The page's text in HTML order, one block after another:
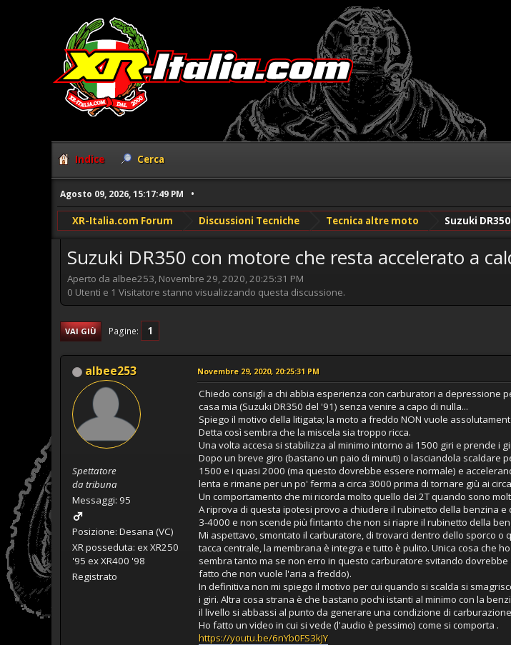
Indice Cerca
Agosto 09, 2026, 15:17:49 PM
XR-Italia.com Forum Discussioni Tecniche Tecnica altre moto Suzuki
Suzuki DR350 con motore che resta accelerato a
Aperto da albee253, Novembre 29, 2020, 20:25:31 PM
0 Utenti e 1 Visitatore stanno visualizzando questa discussione.
VAI GIÙ Pagine 1
albee253
Spettatore
da tribuna
Messaggi: 95
Posizione: Desana (VC)
XR posseduta: ex XR250
'95 ex XR400 '98
Registrato
Novembre 29, 2020, 20:25:31 PM
Chiedo consigli a chi abbia esperienza con carburatori a depressione
casa mia (Suzuki DR350 del '91) senza venire a capo di nulla...
Spiego il motivo della litigata; la moto a freddo NON vuole
Detta così sembra che la miscela sia troppo ricca.
Una volta accesa si stabilizza al minimo intorno ai 1500 giri e prende i
Dopo un breve giro (bastano un paio di minuti) o lasciandola scaldare
1500 e i quasi 2000 (ma questo dovrebbe essere normale) e
lenta e rimane per un po' ferma a circa 3000 prima di tornare giù ai
Un comportamento che mi ricorda molto quello dei 2T quando sono
A riprova di questa ipotesi provo a chiudere il rubinetto della benzina
3-4000 e non scende più fintanto che non si riapre il rubinetto della
Mi aspettavo, smontato il carburatore, di trovarci dentro dello sporco o
tacca centrale, la membrana è integra e tutto è pulito. Unica cosa che
sembra tanto ma se non erro in questo carburatore svitando
fatto che non vuole l'aria a freddo).
In definitiva non mi spiego il motivo per cui quando si scalda si
i giri. Altra cosa strana è che bastano pochi istanti al minimo con la
il livello si abbassi al punto da generare una condizione di
Ho fatto un video in cui si vede (l'audio è pessimo) come si comporta .
https://youtu.be/6nYb0FS3kJY